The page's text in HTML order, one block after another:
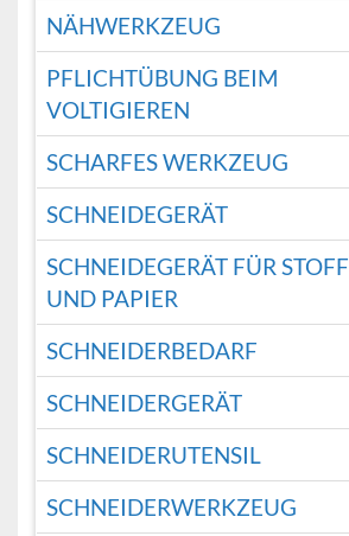
NÄHWERKZEUG
PFLICHTÜBUNG BEIM
VOLTIGIEREN
SCHARFES WERKZEUG
SCHNEIDEGERÄT
SCHNEIDEGERÄT FÜR STOFF
UND PAPIER
SCHNEIDERBEDARF
SCHNEIDERGERÄT
SCHNEIDERUTENSIL
SCHNEIDERWERKZEUG